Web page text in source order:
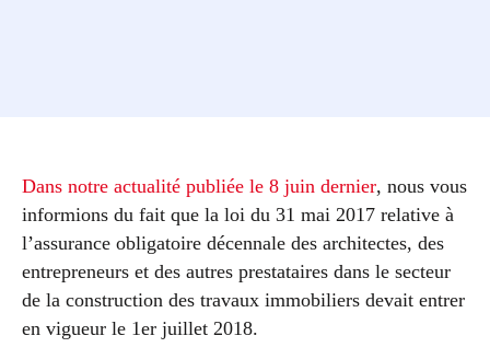
Dans notre actualité publiée le 8 juin dernier, nous vous
informions du fait que la loi du 31 mai 2017 relative à
l’assurance obligatoire décennale des architectes, des
entrepreneurs et des autres prestataires dans le secteur
de la construction des travaux immobiliers devait entrer
en vigueur le 1er juillet 2018.